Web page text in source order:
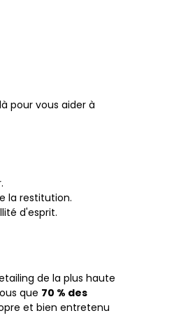
pour vous aider à
la restitution.
d'esprit.
de la plus haute
que 70 % des
et bien entretenu